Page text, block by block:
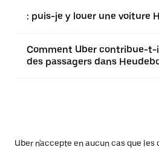
: puis-je y louer une voiture
Comment Uber contribue-t-
des passagers dans
Uber n'accepte en aucun cas que